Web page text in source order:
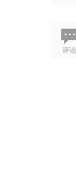
评论